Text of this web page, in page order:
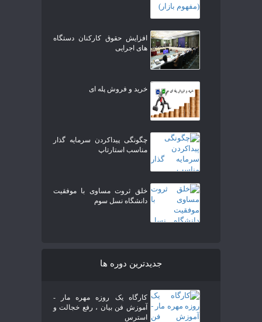
افزایش حقوق کارکنان دستگاه
های اجرایی
خرید و فروش پله ای
چگونگی پیداکردن سرمایه گذار
مناسب استارتاپ
خلق ثروت مساوی با موفقیت
دانشگاه نسل سوم
جدیدترین دوره ها
کارگاه یک روزه مهره مار -
آموزش فن بیان ، رفع خجالت و
استرس